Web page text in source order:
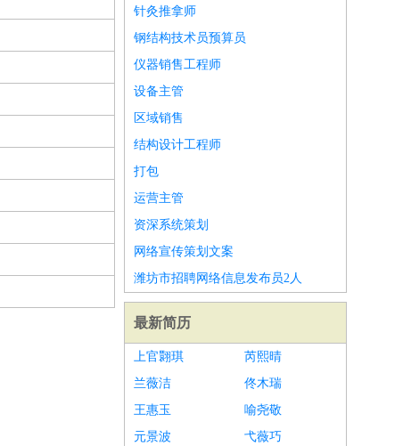
针灸推拿师
钢结构技术员预算员
仪器销售工程师
设备主管
区域销售
结构设计工程师
打包
运营主管
资深系统策划
网络宣传策划文案
潍坊市招聘网络信息发布员2人
最新简历
上官翾琪
芮熙晴
兰薇洁
佟木瑞
王惠玉
喻尧敬
元景波
弋薇巧